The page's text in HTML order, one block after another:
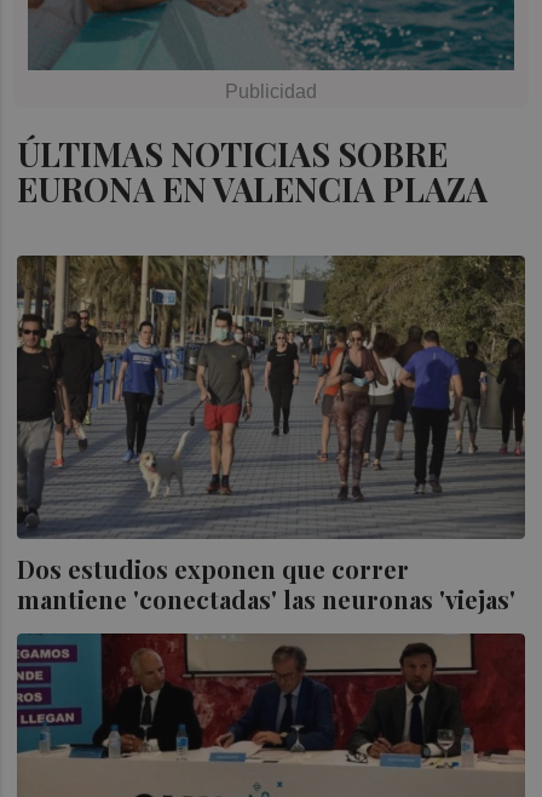
ÚLTIMAS NOTICIAS SOBRE
EURONA EN VALENCIA PLAZA
Dos estudios exponen que correr
mantiene 'conectadas' las neuronas 'viejas'